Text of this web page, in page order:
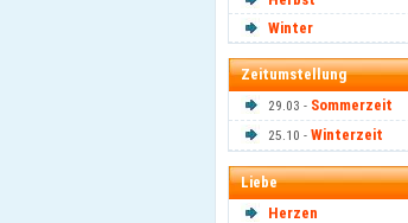
Winter
Zeitumstellung
29.03 - Sommerzeit
25.10 - Winterzeit
Liebe
Herzen